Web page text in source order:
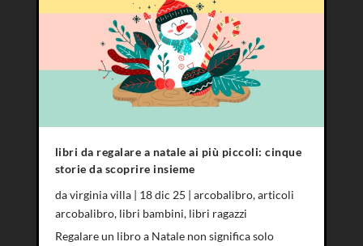
libri da regalare a natale ai più piccoli: cinque
storie da scoprire insieme
davirginia villa| 18 dic 25 | arcobalibro,articoli
arcobalibro, libri bambini, libri ragazzi
Regalare un libro a Natale non significa solo